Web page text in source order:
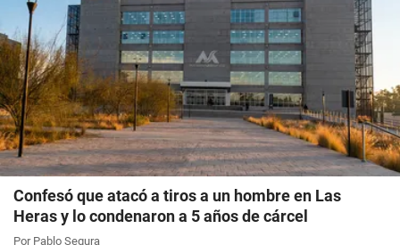
Confesó que atacó a tiros a un hombre en Las
Heras y lo condenaron a 5 años de cárcel
Por Pablo Segura